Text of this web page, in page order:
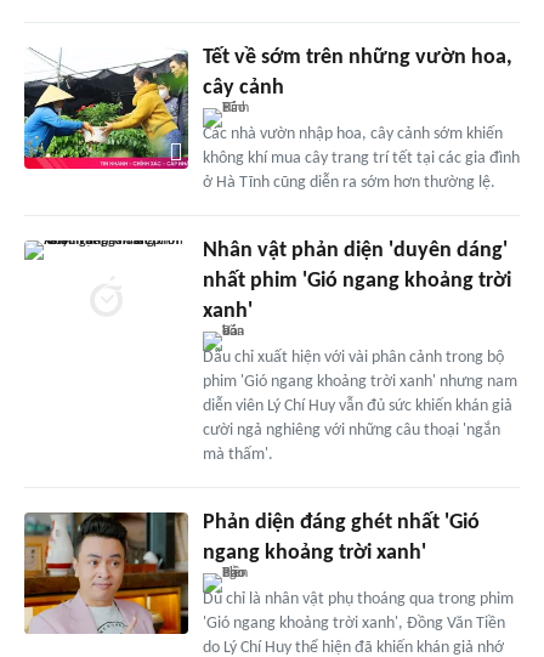
Tết về sớm trên những vườn hoa,
cây cảnh
Các nhà vườn nhập hoa, cây cảnh sớm khiến
không khí mua cây trang trí tết tại các gia đình
ở Hà Tĩnh cũng diễn ra sớm hơn thường lệ.
Nhân vật phản diện 'duyên dáng'
nhất phim 'Gió ngang khoảng trời
xanh'
Dẫu chỉ xuất hiện với vài phân cảnh trong bộ
phim 'Gió ngang khoảng trời xanh' nhưng nam
diễn viên Lý Chí Huy vẫn đủ sức khiến khán giả
cười ngả nghiêng với những câu thoại 'ngắn
mà thấm'.
Phản diện đáng ghét nhất 'Gió
ngang khoảng trời xanh'
Dù chỉ là nhân vật phụ thoáng qua trong phim
'Gió ngang khoảng trời xanh', Đồng Văn Tiền
do Lý Chí Huy thể hiện đã khiến khán giả nhớ